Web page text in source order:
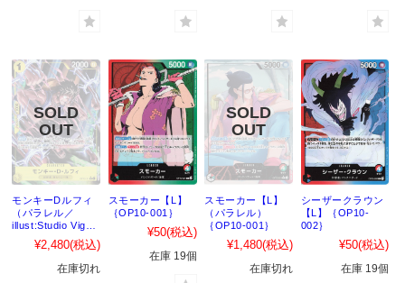
モンキーDルフィ
（パラレル／
illust:Studio Vigor
Co Ltd）【R】
｛OP10-111｝
¥2,480(税込)
在庫切れ
スモーカー【L】
｛OP10-001｝
¥50(税込)
在庫 19個
スモーカー【L】
（パラレル）
｛OP10-001｝
¥1,480(税込)
在庫切れ
シーザークラウン
【L】｛OP10-
002｝
¥50(税込)
在庫 19個